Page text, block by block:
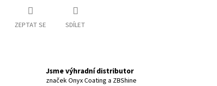
ZEPTAT SE SDÍLET
Jsme výhradní distributor
značek Onyx Coating a ZBShine